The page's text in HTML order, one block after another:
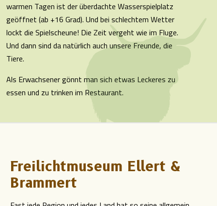
warmen Tagen ist der überdachte Wasserspielplatz
geöffnet (ab +16 Grad). Und bei schlechtem Wetter
lockt die Spielscheune! Die Zeit vergeht wie im Fluge.
Und dann sind da natürlich auch unsere Freunde, die
Tiere.
Als Erwachsener gönnt man sich etwas Leckeres zu
essen und zu trinken im Restaurant.
Freilichtmuseum Ellert &
Brammert